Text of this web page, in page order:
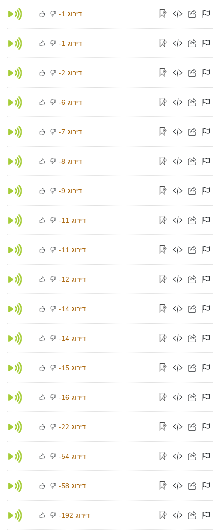
-1 דירוג
-1 דירוג
-2 דירוג
-6 דירוג
-7 דירוג
-8 דירוג
-9 דירוג
-11 דירוג
-11 דירוג
-12 דירוג
-14 דירוג
-14 דירוג
-15 דירוג
-16 דירוג
-22 דירוג
-54 דירוג
-58 דירוג
-192 דירוג